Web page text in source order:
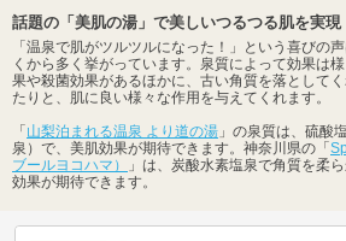
話題の「美肌の湯」で美しいつるつる肌を実現
「温泉で肌がツルツルになった！」という喜びの
くから多く挙がっています。泉質によって効果は
果や殺菌効果があるほかに、古い角質を落として
たりと、肌に良い様々な作用を与えてくれます。
「山梨泊まれる温泉 より道の湯 」の泉質は、硫酸
泉）で、美肌効果が期待できます。神奈川県の「
ブールヨコハマ）
」は、炭酸水素塩泉で角質を柔
効果が期待できます。